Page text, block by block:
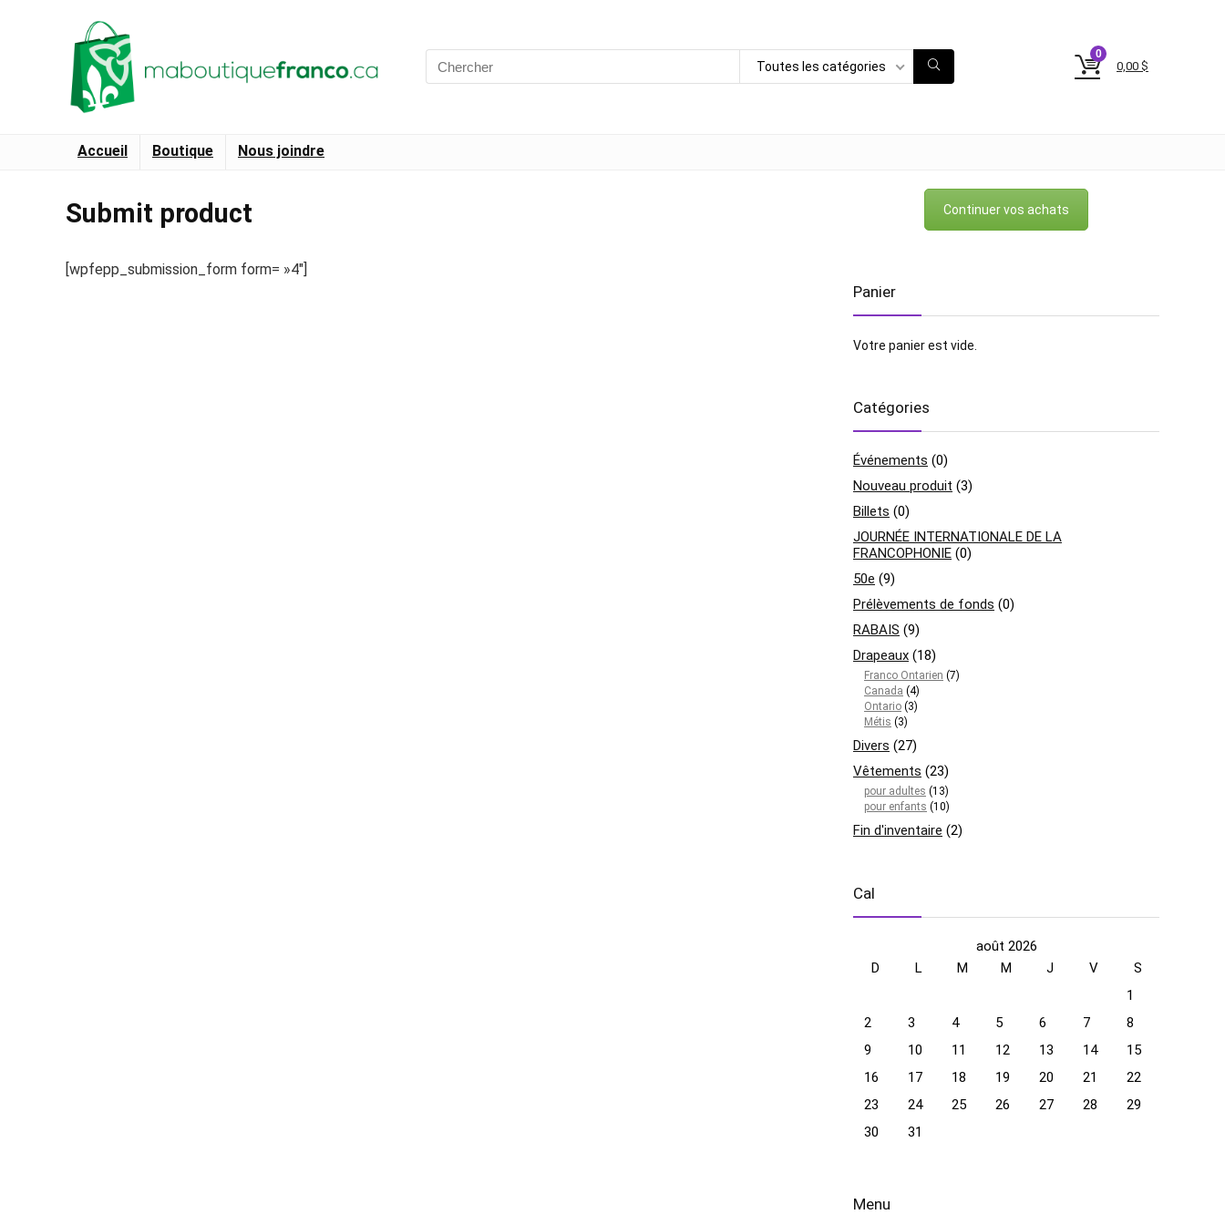
for:
Toutes les catégories
0
0,00 $
Accueil Boutique Nous joindre
Submit product
[wpfepp_submission_form form= »4″]
Continuer vos achats
Panier
Votre panier est vide.
Catégories
Événements (0)
Nouveau produit (3)
Billets (0)
JOURNÉE INTERNATIONALE DE LA
FRANCOPHONIE (0)
50e (9)
Prélèvements de fonds (0)
RABAIS (9)
Drapeaux (18)
Franco Ontarien (7)
Canada (4)
Ontario (3)
Métis (3)
Divers (27)
Vêtements (23)
pour adultes (13)
pour enfants (10)
Fin d'inventaire (2)
Cal
août 2026
D
L M M J V
S
1
2
3 4 5 6 7
8
9
10 11 12 13 14
15
16
17 18 19 20 21
22
23
24 25 26 27 28
29
30
31
Menu